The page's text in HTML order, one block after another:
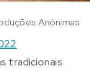
Anónimas
tradicionais